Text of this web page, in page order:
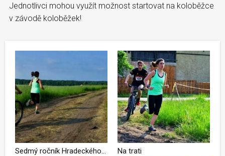
Jednotlivci mohou využít možnost startovat na koloběžce
v závodě koloběžek!
Na trati